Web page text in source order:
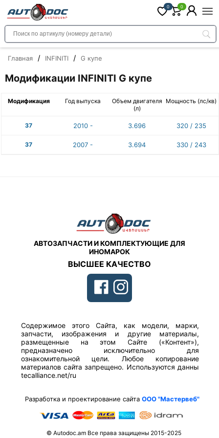
0 0
Главная / INFINITI / G купе
Модификации INFINITI G купе
Модификация Год выпуска
Объем двигателя
(л)
Мощность (лс/кв)
37 2010 - 3.696 320 / 235
37 2007 - 3.694 330 / 243
АВТОЗАПЧАСТИ И КОМПЛЕКТУЮЩИЕ ДЛЯ
ИНОМАРОК
ВЫСШЕЕ КАЧЕСТВО
Содержимое этого Сайта, как модели, марки,
запчасти, изображения и другие материалы,
размещенные на этом Сайте («Контент»),
предназначено исключительно для
ознакомительной цели. Любое копирование
материалов сайта запрещено. Используются данны
tecalliance.net/ru
Разработка и проектирование сайтаООО "Мастервеб"
© Autodoc.am Все права защищены 2015-2025